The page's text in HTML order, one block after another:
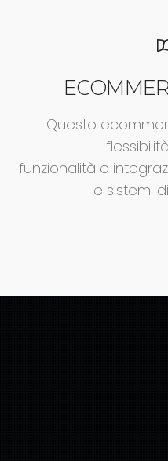
Questo
funzionalità e
e sistemi